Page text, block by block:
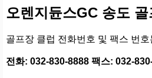
오렌지듄스GC 송도
골프장 클럽 전화번호 및 팩스 번
전화: 032-830-8888 팩스: 032-